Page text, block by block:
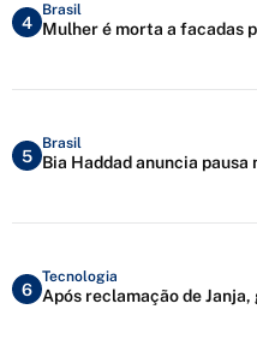
4
Brasil
Mulher é morta a facadas
5
Brasil
Bia Haddad anuncia pausa
6
Tecnologia
Após reclamação de